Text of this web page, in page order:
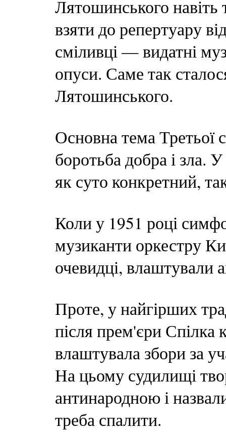
Лятошинського навіть
взяти до репертуару
сміливці — видатні
опуси. Саме так
Лятошинського.
Основна тема
боротьба добра і зла.
як суто конкретний,
Коли у 1951 році
музиканти оркестру
очевидці, влаштували
Проте, у найгірших
після прем'єри Спілка
влаштувала збори за
На цьому судилищі
антинародною і
треба спалити.